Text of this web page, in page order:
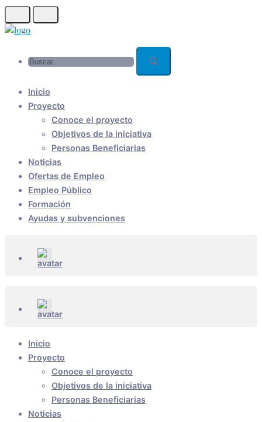
Skip
to
Inicio
Proyecto
Conoce el proyecto
Objetivos de la iniciativa
Personas Beneficiarias
Noticias
Ofertas de Empleo
Empleo Público
Formación
Ayudas y subvenciones
Inicio
Proyecto
Conoce el proyecto
Objetivos de la iniciativa
Personas Beneficiarias
Noticias